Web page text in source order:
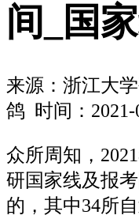
间_国
来源： 浙江大
鸽 时间：2021-
众所周知，
研国家线及报
的，其中34所